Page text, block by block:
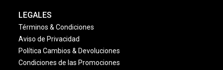
LEGALES
Términos & Condiciones
Aviso de Privacidad
Política Cambios & Devoluciones
Condiciones de las Promociones